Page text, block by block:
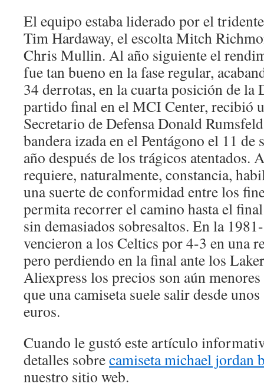
El equipo estaba liderado por el
Tim Hardaway, el escolta Mitch
Chris Mullin. Al año siguiente el
fue tan bueno en la fase regular,
34 derrotas, en la cuarta posición de la
partido final en el MCI Center, recibió
Secretario de Defensa Donald
bandera izada en el Pentágono el 11 de
año después de los trágicos atentados.
requiere, naturalmente, constancia,
una suerte de conformidad entre los
permita recorrer el camino hasta el
sin demasiados sobresaltos. En la
vencieron a los Celtics por 4-3 en una
pero perdiendo en la final ante los
Aliexpress los precios son aún
que una camiseta suele salir desde
euros.
Cuando le gustó este artículo
detalles sobrecamiseta michael jordan
nuestro sitio web.